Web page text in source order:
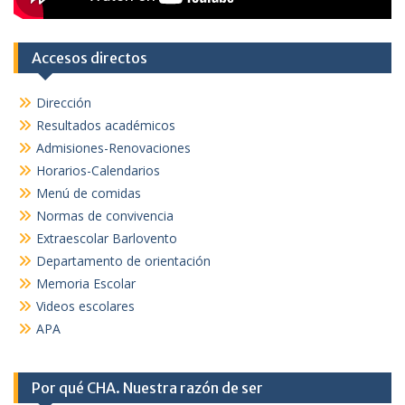
Accesos directos
Dirección
Resultados académicos
Admisiones-Renovaciones
Horarios-Calendarios
Menú de comidas
Normas de convivencia
Extraescolar Barlovento
Departamento de orientación
Memoria Escolar
Videos escolares
APA
Por qué CHA. Nuestra razón de ser